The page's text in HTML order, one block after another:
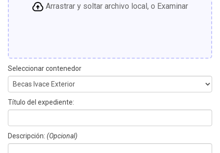
Arrastrar y soltar archivo local, o Examinar
Seleccionar contenedor
Título del expediente:
Descripción: (Opcional)